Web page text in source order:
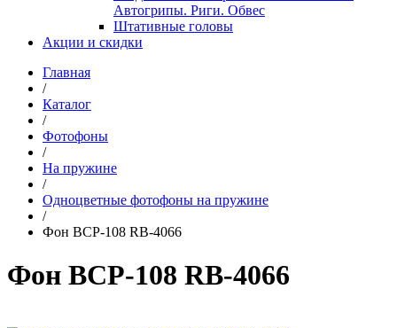
Автогрипы. Риги. Обвес
Штативные головы
Акции и скидки
Главная
/
Каталог
/
Фотофоны
/
На пружине
/
Одноцветные фотофоны на пружине
/
Фон BCP-108 RB-4066
Фон BCP-108 RB-4066